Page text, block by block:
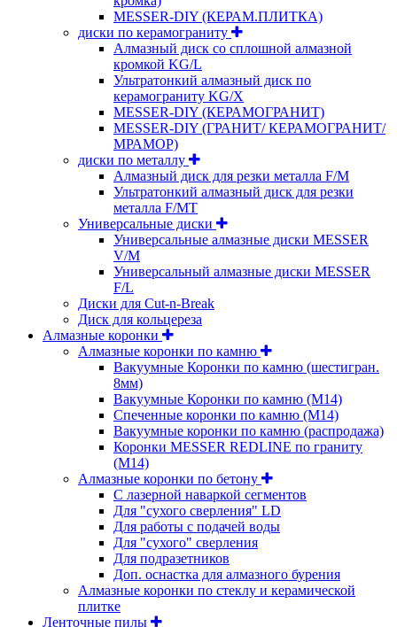
MESSER-DIY (КЕРАМ.ПЛИТКА)
диски по керамограниту
Алмазный диск со сплошной алмазной
кромкой KG/L
Ультратонкий алмазный диск по
керамограниту KG/X
MESSER-DIY (КЕРАМОГРАНИТ)
MESSER-DIY (ГРАНИТ/ КЕРАМОГРАНИТ/
МРАМОР)
диски по металлу
Алмазный диск для резки металла F/M
Ультратонкий алмазный диск для резки
металла F/MT
Универсальные диски
Универсальные алмазные диски MESSER
V/M
Универсальный алмазные диски MESSER
F/L
Диски для Cut-n-Break
Диск для кольцереза
Алмазные коронки
Алмазные коронки по камню
Вакуумные Коронки по камню (шестигран.
8мм)
Вакуумные Коронки по камню (M14)
Спеченные коронки по камню (M14)
Вакуумные коронки по камню (распродажа)
Коронки MESSER REDLINE по граниту
(М14)
Алмазные коронки по бетону
С лазерной наваркой сегментов
Для "сухого сверления" LD
Для работы с подачей воды
Для "сухого" сверления
Для подразетников
Доп. оснастка для алмазного бурения
Алмазные коронки по стеклу и керамической
плитке
Ленточные пилы